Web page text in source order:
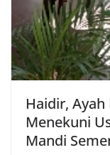
Haidir,
Menekuni
Mandi